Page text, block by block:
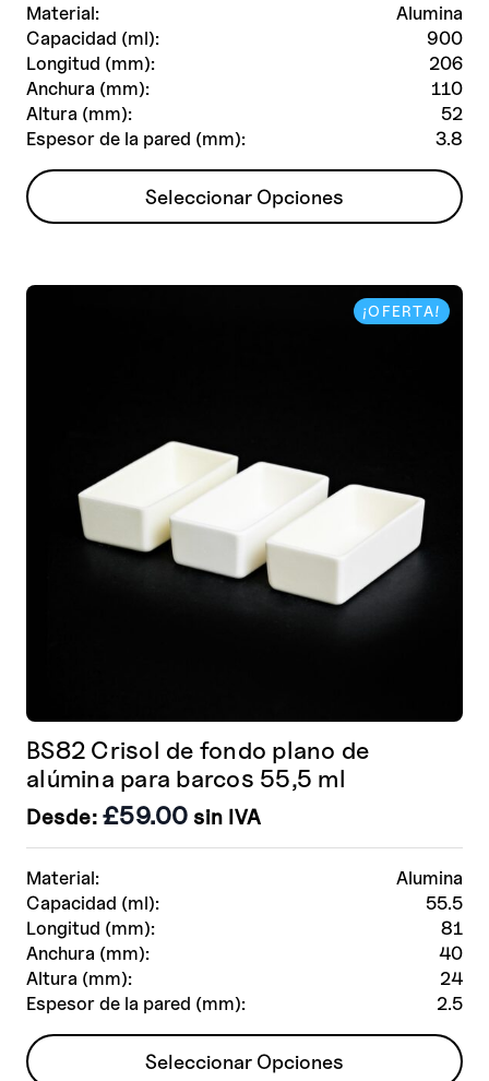
Material:
Alumina
Capacidad (ml):
900
Longitud (mm):
206
Anchura (mm):
110
Altura (mm):
52
Espesor de la pared (mm):
3.8
Seleccionar Opciones
Este
producto
variantes.
página
¡OFERTA!
Material:
Alumina
Capacidad (ml):
55.5
Longitud (mm):
81
Anchura (mm):
40
Altura (mm):
24
Espesor de la pared (mm):
2.5
BS82 Crisol de fondo plano de
alúmina para barcos 55,5 ml
Desde: £59.00 sin IVA
Seleccionar Opciones
Este
producto